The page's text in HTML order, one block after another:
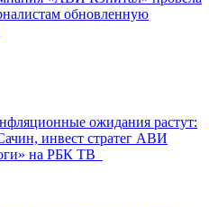
обновленную
ожидания растут:
инвест стратег АВИ
на РБК ТВ